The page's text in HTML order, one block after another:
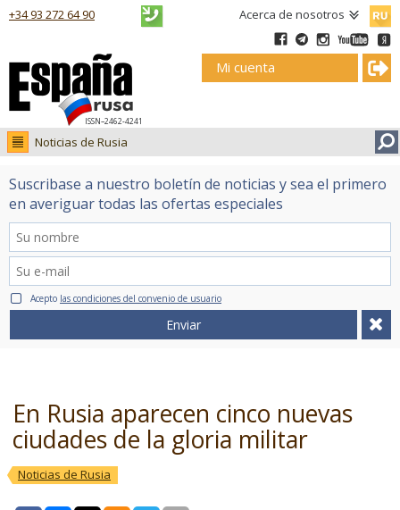
Acerca de nosotros
ISSN–2462-4241
+34 93 272 64 90
Mi cuenta
Noticias de Rusia
Noticias de Rusia
Fotos
Suscribase a nuestro boletín de noticias y sea el primero
en averiguar todas las ofertas especiales
Acepto las condiciones del convenio de usuario
Enviar
En Rusia aparecen cinco nuevas
ciudades de la gloria militar
Noticias de Rusia